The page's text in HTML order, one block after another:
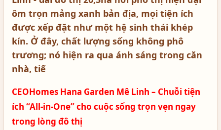
ôm trọn mảng xanh bản địa, mọi tiện ích
được xếp đặt như một hệ sinh thái khép
kín. Ở đây, chất lượng sống không phô
trương; nó hiện ra qua ánh sáng trong căn
nhà, tiế
CEOHomes Hana Garden Mê Linh – Chuỗi tiện
ích “All-in-One” cho cuộc sống trọn vẹn ngay
trong lòng đô thị